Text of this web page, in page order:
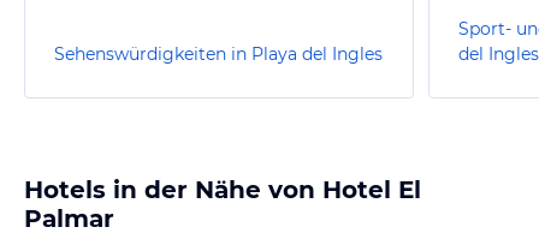
Sehenswürdigkeiten in Playa del Ingles
Sport-
del Ingles
Hotels in der Nähe von Hotel El
Palmar